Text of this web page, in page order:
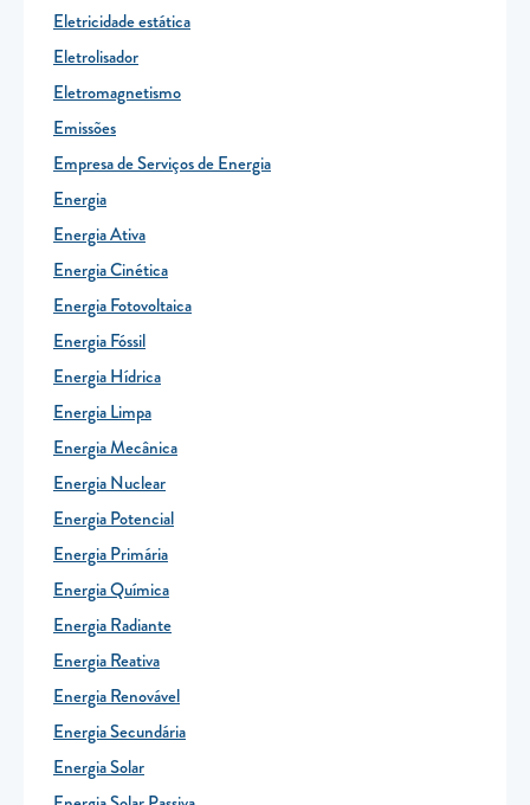
Eletricidade estática
Eletrolisador
Eletromagnetismo
Emissões
Empresa de Serviços de Energia
Energia
Energia Ativa
Energia Cinética
Energia Fotovoltaica
Energia Fóssil
Energia Hídrica
Energia Limpa
Energia Mecânica
Energia Nuclear
Energia Potencial
Energia Primária
Energia Química
Energia Radiante
Energia Reativa
Energia Renovável
Energia Secundária
Energia Solar